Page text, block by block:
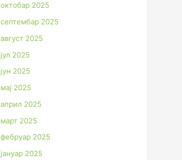
октобар 2025
септембар 2025
август 2025
јул 2025
јун 2025
мај 2025
април 2025
март 2025
фебруар 2025
јануар 2025